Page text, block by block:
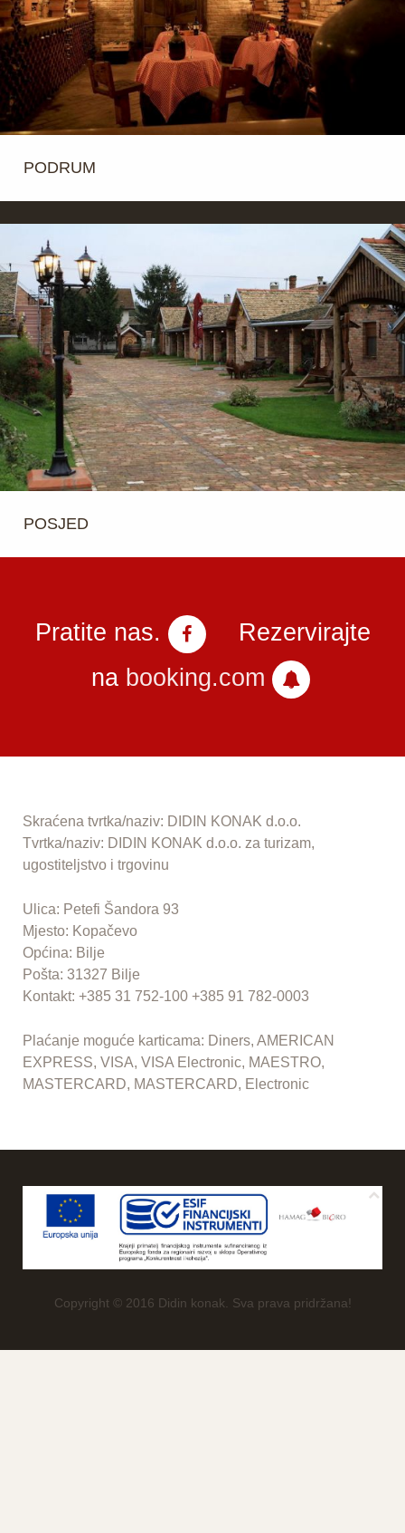
PODRUM
POSJED
Pratite nas.
Rezervirajte
na booking.com
Skraćena tvrtka/naziv: DIDIN KONAK d.o.o.
Tvrtka/naziv: DIDIN KONAK d.o.o. za turizam,
ugostiteljstvo i trgovinu
Ulica: Petefi Šandora 93
Mjesto: Kopačevo
Općina: Bilje
Pošta: 31327 Bilje
Kontakt: +385 31 752-100 +385 91 782-0003
Plaćanje moguće karticama: Diners, AMERICAN
EXPRESS, VISA, VISA Electronic, MAESTRO,
MASTERCARD, MASTERCARD, Electronic
Copyright © 2016 Didin konak. Sva prava pridržana!